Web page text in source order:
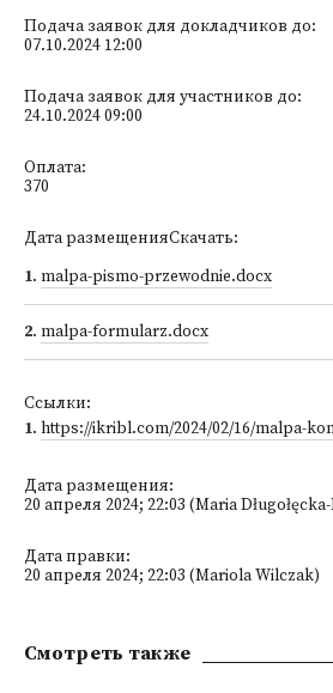
Подача заявок для докладчиков до:
07.10.2024 12:00
Подача заявок для участников до:
24.10.2024 09:00
Оплата:
370
Дата размещенияСкачать:
1. malpa-pismo-przewodnie.docx
2. malpa-formularz.docx
Ссылки:
1. https://ikribl.com/2024/02/16/malpa-
Дата размещения:
20 апреля 2024; 22:03 (Maria
Дата правки:
20 апреля 2024; 22:03 (Mariola Wilczak)
Смотреть также